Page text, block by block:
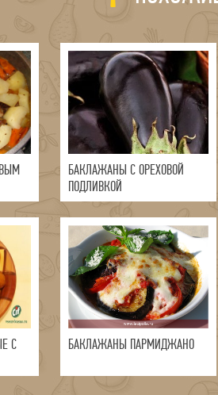
БАКЛАЖАНЫ С ОРЕХОВОЙ
ПОДЛИВКОЙ
С
БАКЛАЖАНЫ ПАРМИДЖАНО